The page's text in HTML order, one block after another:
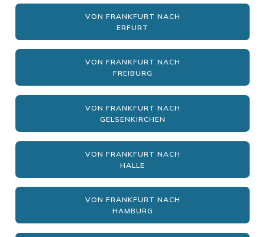
VON FRANKFURT NACH
ERFURT
VON FRANKFURT NACH
FREIBURG
VON FRANKFURT NACH
GELSENKIRCHEN
VON FRANKFURT NACH
HALLE
VON FRANKFURT NACH
HAMBURG